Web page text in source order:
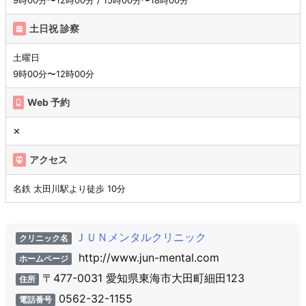
土日祝 診察
土曜日
9時00分〜12時00分
Web 予約
✕
アクセス
名鉄 太田川駅より徒歩 10分
クリニック名 ＪＵＮメンタルクリニック
ホームページ http://www.jun-mental.com
住所 〒477-0031 愛知県東海市大田町細田123
電話番号 0562-32-1155